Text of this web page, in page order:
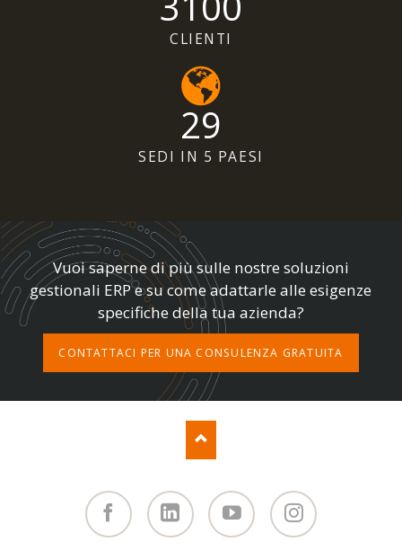
CLIENTI
29
SEDI IN 5 PAESI
Vuoi saperne di più sulle nostre soluzioni
gestionali ERP e su come adattarle alle esigenze
specifiche della tua azienda?
CONTATTACI PER UNA CONSULENZA GRATUITA